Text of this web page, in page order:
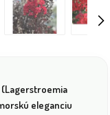
(Lagerstroemia
eleganciu